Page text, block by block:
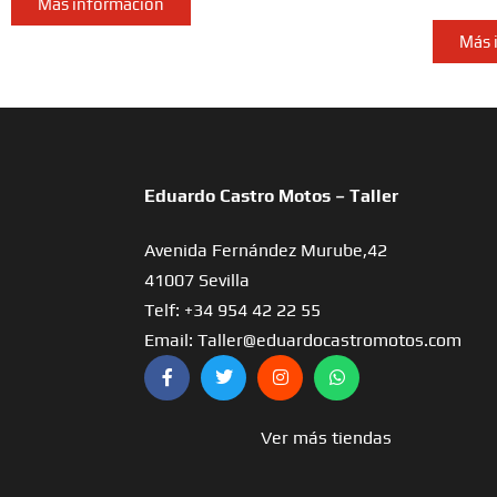
Más
Eduardo Castro Motos – Taller
Avenida Fernández Murube,42
41007 Sevilla
Telf: +34 954 42 22 55
Email: Taller@eduardocastromotos.com
Ver más tiendas